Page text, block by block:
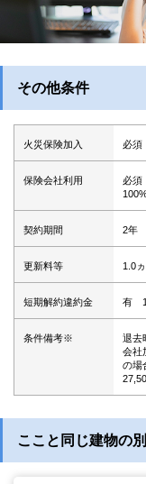
その他条件
火災保険加入 必須
保険会社利用
必須
契約期間 2年
更新料等 1.0
短期解約違約金 有
条件備考※
退去
会社
の場
ここと同じ建物の